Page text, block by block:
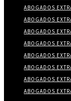
ABOGADOS
ABOGADOS
ABOGADOS
ABOGADOS
ABOGADOS
ABOGADOS
ABOGADOS
ABOGADOS